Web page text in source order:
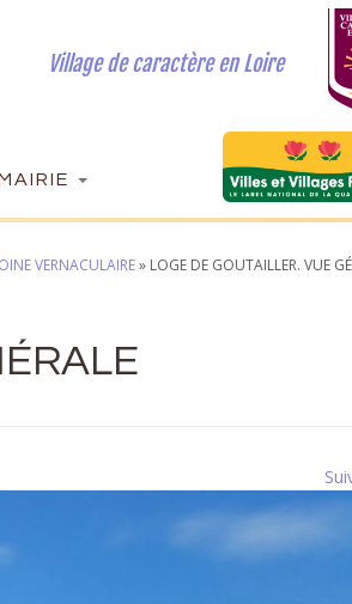
Village de caractère en Loire
VERNACULAIRE» LOGE DE GOUTAILLER. VUE